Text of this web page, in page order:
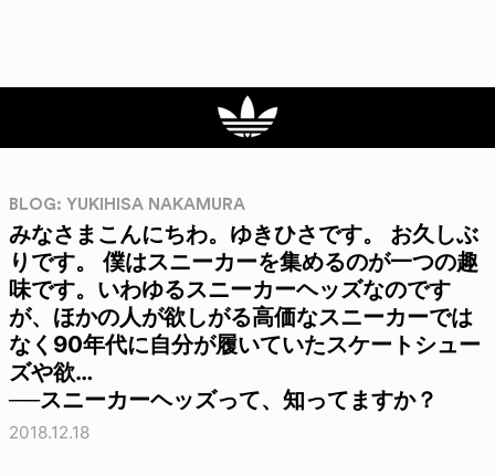
BLOG: YUKIHISA NAKAMURA
みなさまこんにちわ。ゆきひさです。 お久しぶ
りです。 僕はスニーカーを集めるのが一つの趣
味です。いわゆるスニーカーヘッズなのです
が、ほかの人が欲しがる高価なスニーカーでは
なく90年代に自分が履いていたスケートシュー
ズや欲…
──スニーカーヘッズって、知ってますか？
2018.12.18